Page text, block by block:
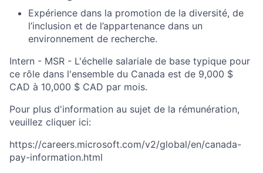
Expérience dans la promotion de la diversité, de
l’inclusion et de l’appartenance dans un
environnement de recherche.
Intern - MSR - L'échelle salariale de base typique pour
ce rôle dans l'ensemble du Canada est de 9,000 $
CAD à 10,000 $ CAD par mois.
Pour plus d'information au sujet de la rémunération,
veuillez cliquer ici:
https://careers.microsoft.com/v2/global/en/canada-
pay-information.html